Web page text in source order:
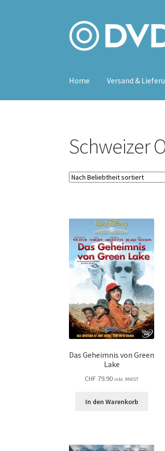
Zur
Navigation
springen
Zum
Inhalt
springen
Home Versand &
Schweizer
Das Geheimnis von Green
Lake
CHF 79.90 inkl. MWST
In den Warenkorb